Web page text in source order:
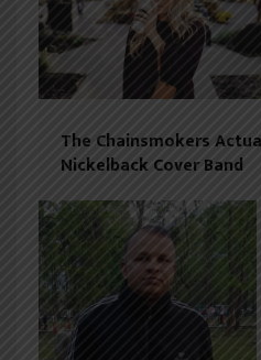
The Chainsmokers
Nickelback Cover Band